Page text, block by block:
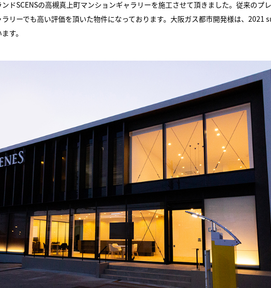
ドSCENSの高槻真上町マンションギャラリーを施工させて頂きました。従来のプ
リーでも高い評価を頂いた物件になっております。大阪ガス都市開発様は、2021
す。